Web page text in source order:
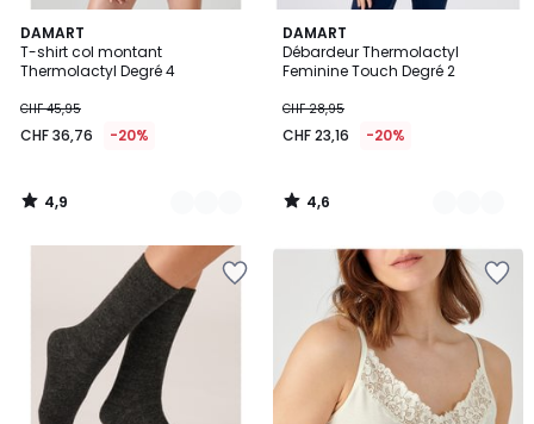
DAMART
T-shirt col montant
Thermolactyl Degré 4
CHF 45,95
CHF 36,76 -20%
4,9
/ 5
2
Couleurs
4,9
/
DAMART
Débardeur Thermolactyl
Feminine Touch Degré 2
CHF 28,95
CHF 23,16 -20%
4,6
/ 5
3
Couleurs
4,6
/